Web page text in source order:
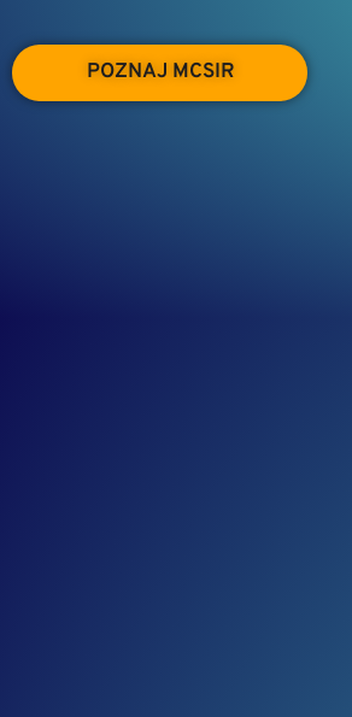
POZNAJ MCSIR